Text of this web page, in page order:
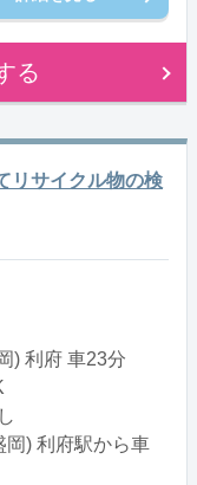
る
リサイクル物の検
) 利府 車23分
) 利府駅から車